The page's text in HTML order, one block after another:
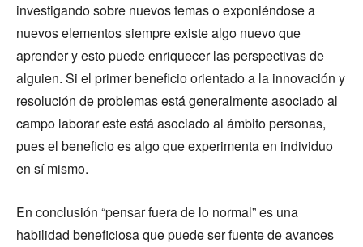
investigando sobre nuevos temas o exponiéndose a
nuevos elementos siempre existe algo nuevo que
aprender y esto puede enriquecer las perspectivas de
alguien. Si el primer beneficio orientado a la innovación y
resolución de problemas está generalmente asociado al
campo laborar este está asociado al ámbito personas,
pues el beneficio es algo que experimenta en individuo
en sí mismo.
En conclusión “pensar fuera de lo normal” es una
habilidad beneficiosa que puede ser fuente de avances